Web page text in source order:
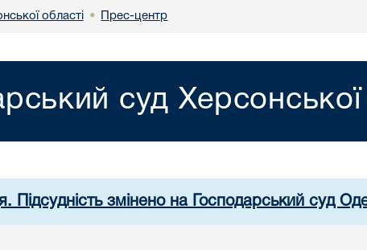
області • Прес-центр
суд Херсонської
змінено на Господарський суд